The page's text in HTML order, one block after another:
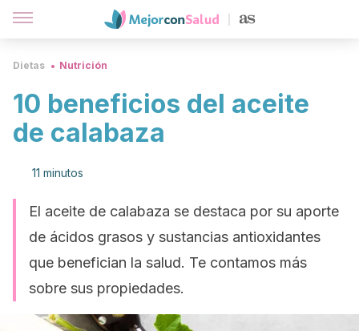
Dietas Nutrición
10 beneficios del aceite
de calabaza
11 minutos
El aceite de calabaza se destaca por su aporte
de ácidos grasos y sustancias antioxidantes
que benefician la salud. Te contamos más
sobre sus propiedades.